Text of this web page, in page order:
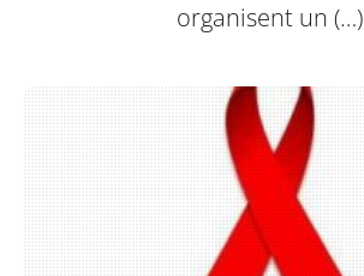
organisent un (…)